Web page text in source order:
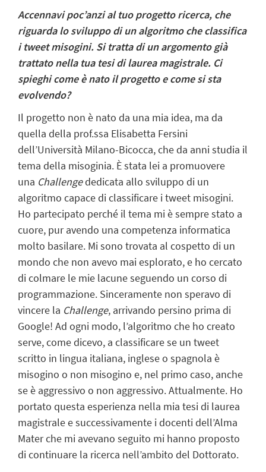
Accennavi poc’anzi al tuo progetto ricerca, che
riguarda lo sviluppo di un algoritmo che classifica
i tweet misogini. Si tratta di un argomento già
trattato nella tua tesi di laurea magistrale. Ci
spieghi come è nato il progetto e come si sta
evolvendo?
Il progetto non è nato da una mia idea, ma da
quella della prof.ssa Elisabetta Fersini
dell’Università Milano-Bicocca, che da anni studia il
tema della misoginia. È stata lei a promuovere
una Challengededicata allo sviluppo di un
algoritmo capace di classificare i tweet misogini.
Ho partecipato perché il tema mi è sempre stato a
cuore, pur avendo una competenza informatica
molto basilare. Mi sono trovata al cospetto di un
mondo che non avevo mai esplorato, e ho cercato
di colmare le mie lacune seguendo un corso di
programmazione. Sinceramente non speravo di
vincere la Challenge, arrivando persino prima di
Google! Ad ogni modo, l’algoritmo che ho creato
serve, come dicevo, a classificare se un tweet
scritto in lingua italiana, inglese o spagnola è
misogino o non misogino e, nel primo caso, anche
se è aggressivo o non aggressivo. Attualmente. Ho
portato questa esperienza nella mia tesi di laurea
magistrale e successivamente i docenti dell’Alma
Mater che mi avevano seguito mi hanno proposto
di continuare la ricerca nell’ambito del Dottorato.